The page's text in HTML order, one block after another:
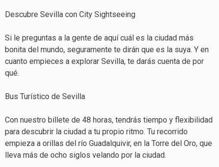
Descubre Sevilla con City Sightseeing
Si le preguntas a la gente de aquí cuál es la ciudad más
bonita del mundo, seguramente te dirán que es la suya. Y en
cuanto empieces a explorar Sevilla, te darás cuenta de por
qué.
Bus Turístico de Sevilla
Con nuestro billete de 48 horas, tendrás tiempo y flexibilidad
para descubrir la ciudad a tu propio ritmo. Tu recorrido
empieza a orillas del río Guadalquivir, en la Torre del Oro, que
lleva más de ocho siglos velando por la ciudad.